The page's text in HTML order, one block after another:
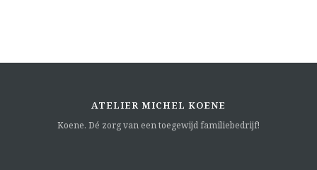
ATELIER MICHEL KOENE
Koene. Dé zorg van een toegewijd familiebedrijf!